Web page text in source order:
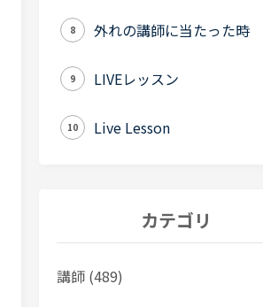
8 外れの講師に当たった時
9 LIVEレッスン
10 Live Lesson
カテゴリ
講師 (489)